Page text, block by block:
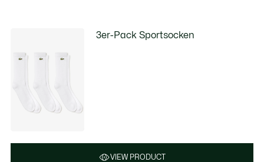
3er-Pack Sportsocken
VIEW PRODUCT